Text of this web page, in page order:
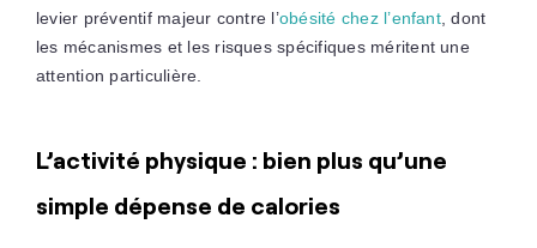
levier préventif majeur contre l’obésité chez l’enfant, dont
les mécanismes et les risques spécifiques méritent une
attention particulière.
L’activité physique : bien plus qu’une
simple dépense de calories